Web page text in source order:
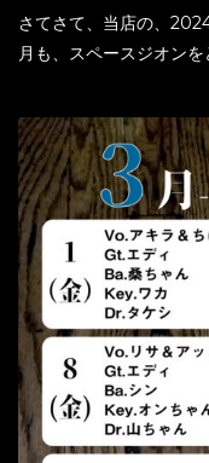
さてさて、当店の、
月も、スペースジオン